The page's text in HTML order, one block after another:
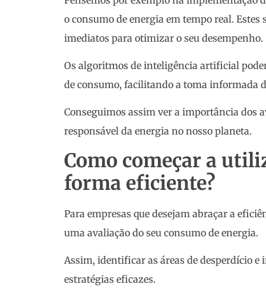
o consumo de energia em tempo real.
imediatos para otimizar o seu desempenho.
Os algoritmos de inteligência artificial
de consumo, facilitando a toma informada
Conseguimos assim ver a importância dos
responsável da energia no nosso planeta.
Como começar a
forma eficiente?
Para empresas que desejam abraçar a
uma avaliação do seu consumo de energia.
Assim, identificar as áreas de desperdício e
estratégias eficazes.